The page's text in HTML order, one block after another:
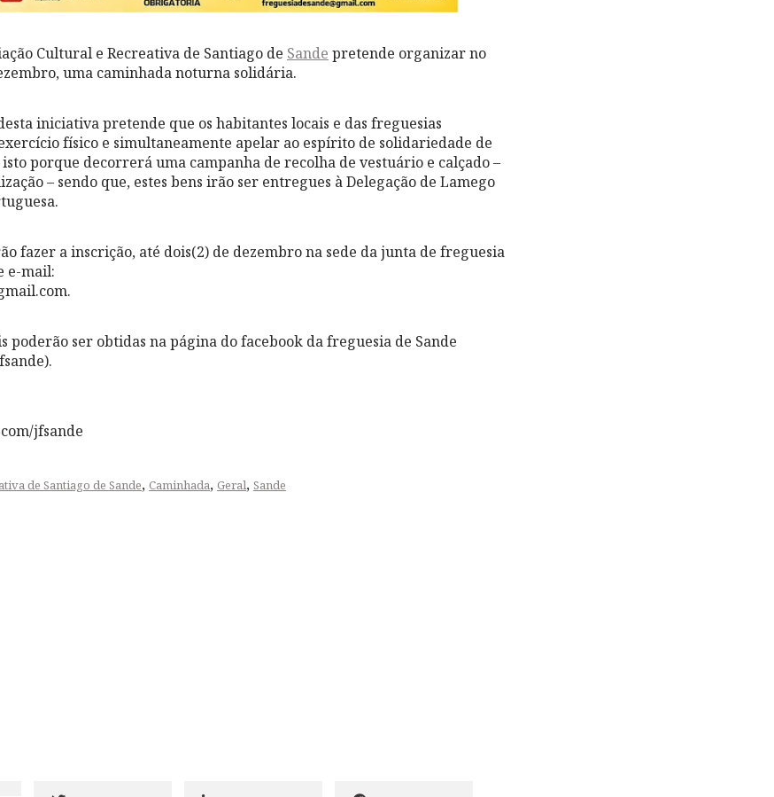
Cultural e Recreativa de Santiago de Sande pretende organizar no
uma caminhada noturna solidária.
iniciativa pretende que os habitantes locais e das freguesias
físico e simultaneamente apelar ao espírito de solidariedade de
porque decorrerá uma campanha de recolha de vestuário e calçado –
– sendo que, estes bens irão ser entregues à Delegação de Lamego
fazer a inscrição, até dois(2) de dezembro na sede da junta de freguesia
e-mail:
poderão ser obtidas na página do facebook da freguesia de Sande
jfsande
de Santiago de Sande, Caminhada, Geral, Sande